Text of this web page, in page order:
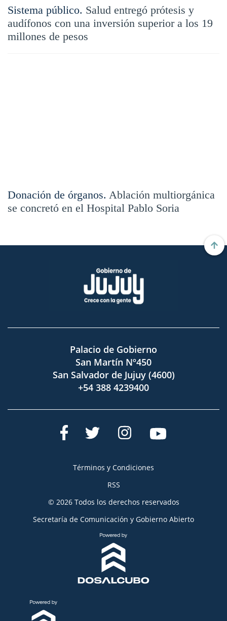
Sistema público. Salud entregó prótesis y
audífonos con una inversión superior a los 19
millones de pesos
Donación de órganos. Ablación multiorgánica
se concretó en el Hospital Pablo Soria
Palacio de Gobierno
San Martín Nº450
San Salvador de Jujuy (4600)
+54 388 4239400
Términos y Condiciones
RSS
© 2026 Todos los derechos reservados
Secretaría de Comunicación y Gobierno Abierto